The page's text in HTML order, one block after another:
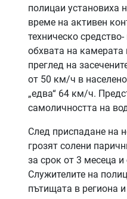
полицаи установиха
време на активен
техническо
обхвата на
преглед на
от 50 км/ч в
„едва“ 64 км/ч.
самоличността на
След приспадане на
грозят солени
за срок от 3 месеца
Служителите на
пътищата в региона